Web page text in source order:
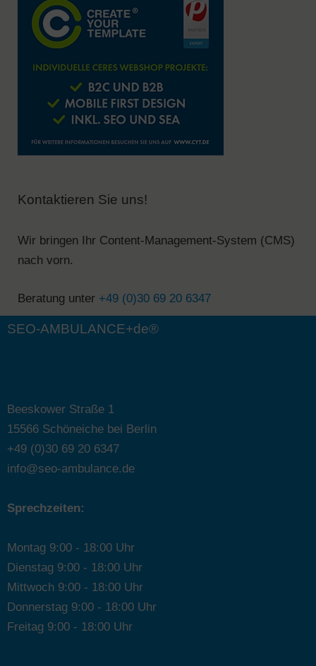
Kontaktieren Sie uns!
Wir bringen Ihr Content-Management-System (CMS)
nach vorn.
Beratung unter +49 (0)30 69 20 6347
SEO-AMBULANCE+de®
Beeskower Straße 1
15566 Schöneiche bei Berlin
+49 (0)30 69 20 6347
info@seo-ambulance.de
Sprechzeiten:
Montag 9:00 - 18:00 Uhr
Dienstag 9:00 - 18:00 Uhr
Mittwoch 9:00 - 18:00 Uhr
Donnerstag 9:00 - 18:00 Uhr
Freitag 9:00 - 18:00 Uhr